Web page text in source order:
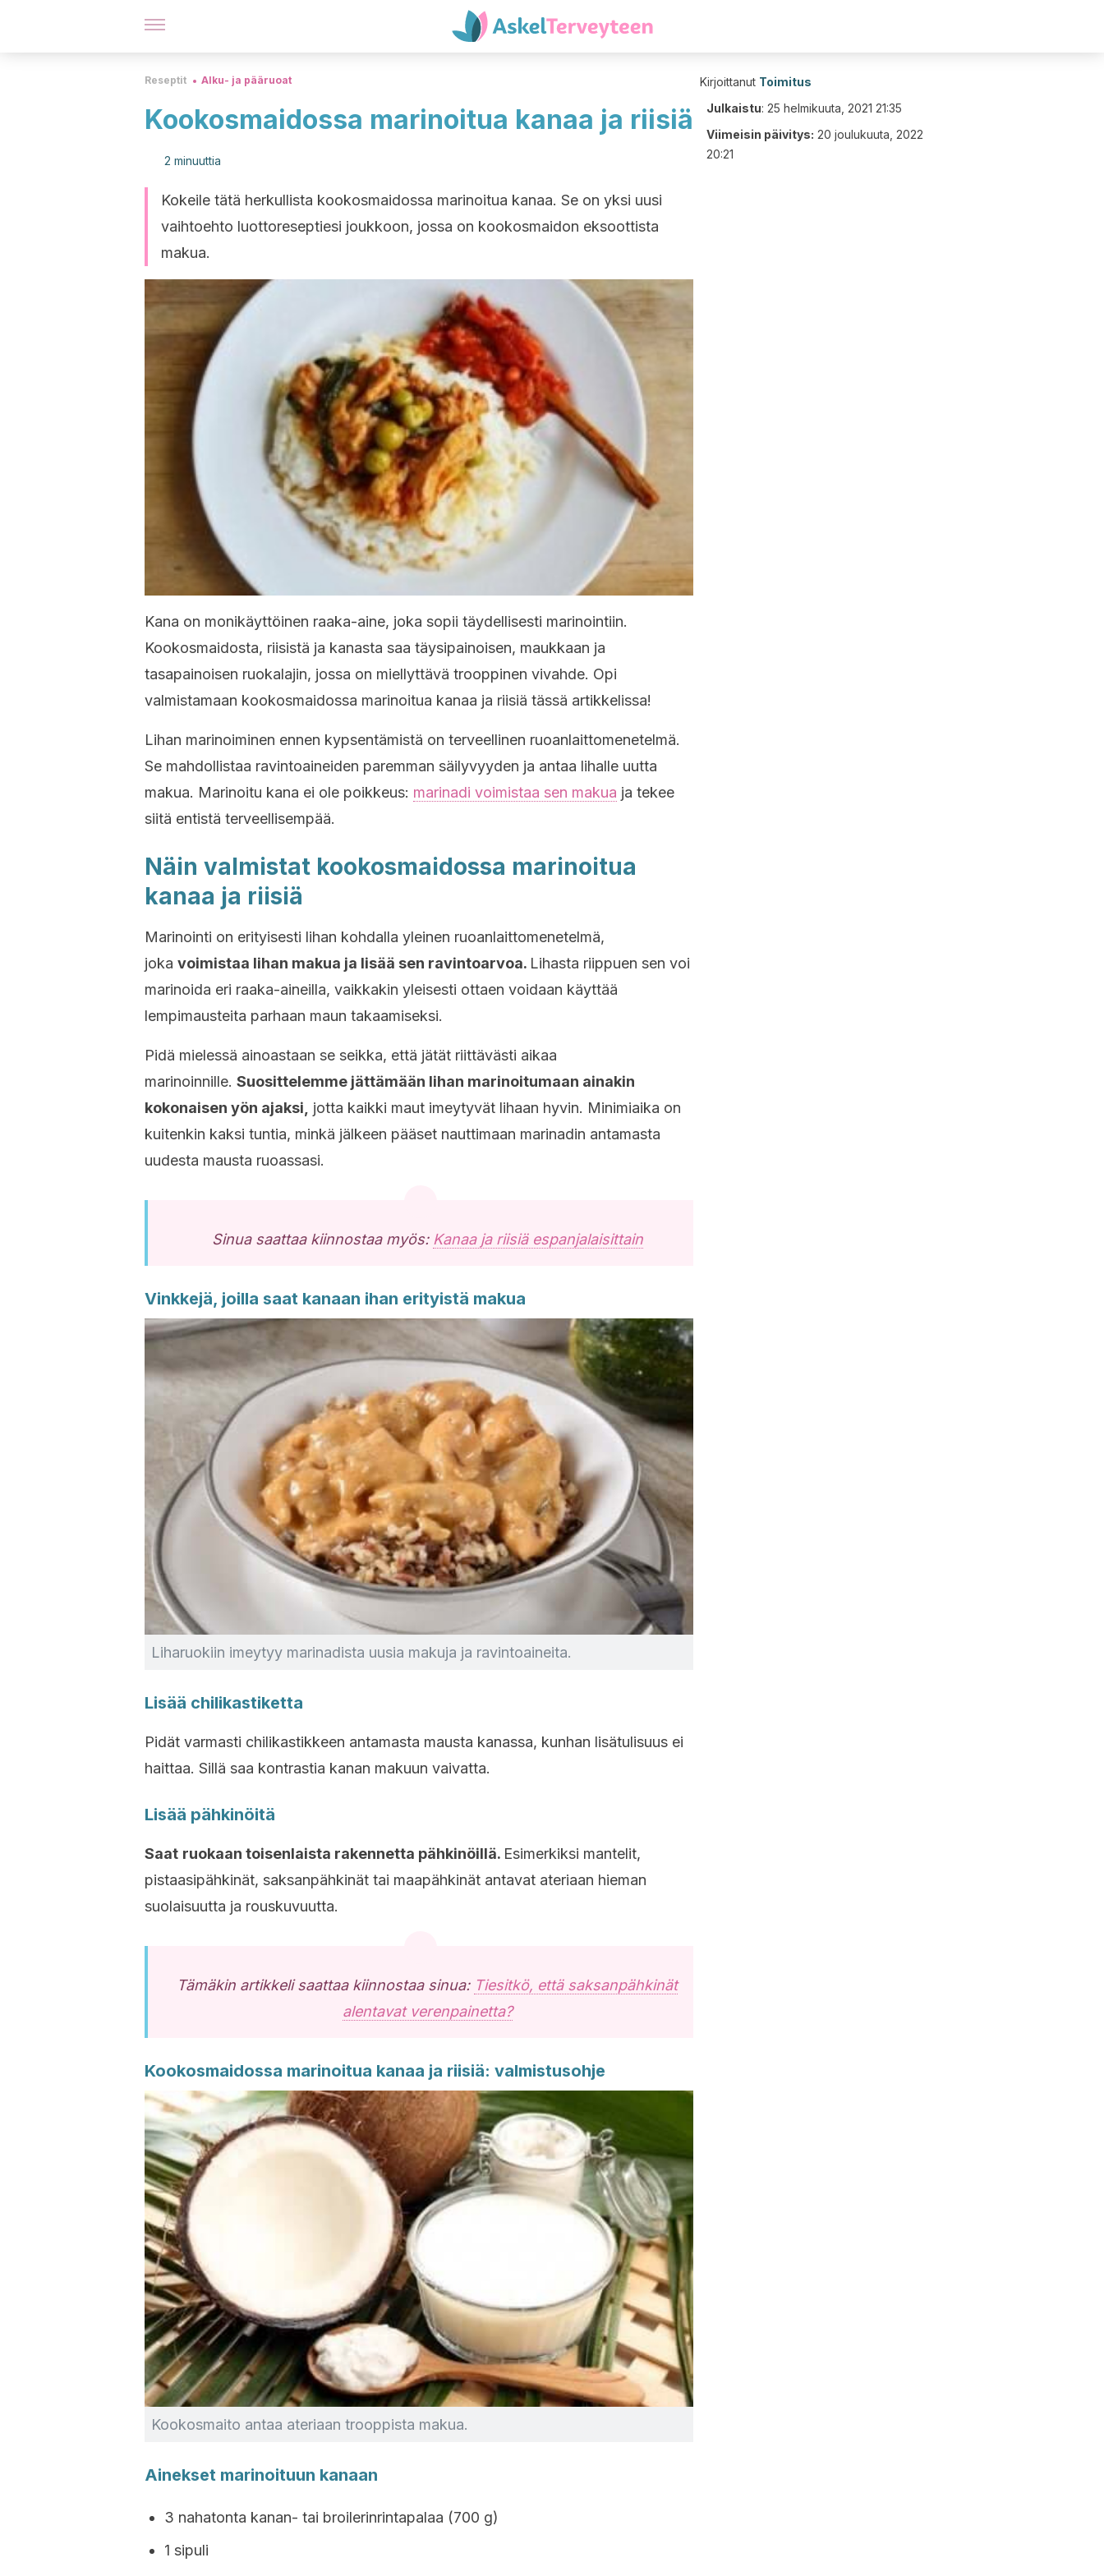
Reseptit Alku- ja pääruoat
Kookosmaidossa marinoitua kanaa ja riisiä
2 minuuttia
Kokeile tätä herkullista kookosmaidossa marinoitua kanaa. Se on yksi uusi
vaihtoehto luottoreseptiesi joukkoon, jossa on kookosmaidon eksoottista
makua.
Kana on monikäyttöinen raaka-aine, joka sopii täydellisesti marinointiin.
Kookosmaidosta, riisistä ja kanasta saa täysipainoisen, maukkaan ja
tasapainoisen ruokalajin, jossa on miellyttävä trooppinen vivahde. Opi
valmistamaan kookosmaidossa marinoitua kanaa ja riisiä tässä artikkelissa!
Lihan marinoiminen ennen kypsentämistä on terveellinen ruoanlaittomenetelmä.
Se mahdollistaa ravintoaineiden paremman säilyvyyden ja antaa lihalle uutta
makua. Marinoitu kana ei ole poikkeus: marinadi voimistaa sen makua ja tekee
siitä entistä terveellisempää.
Näin valmistat kookosmaidossa marinoitua
kanaa ja riisiä
Marinointi on erityisesti lihan kohdalla yleinen ruoanlaittomenetelmä,
joka voimistaa lihan makua ja lisää sen ravintoarvoa. Lihasta riippuen sen voi
marinoida eri raaka-aineilla, vaikkakin yleisesti ottaen voidaan käyttää
lempimausteita parhaan maun takaamiseksi.
Pidä mielessä ainoastaan se seikka, että jätät riittävästi aikaa
marinoinnille. Suosittelemme jättämään lihan marinoitumaan ainakin
kokonaisen yön ajaksi,
jotta kaikki maut imeytyvät lihaan hyvin. Minimiaika on
kuitenkin kaksi tuntia, minkä jälkeen pääset nauttimaan marinadin antamasta
uudesta mausta ruoassasi.
Sinua saattaa kiinnostaa myös: Kanaa ja riisiä espanjalaisittain
Vinkkejä, joilla saat kanaan ihan erityistä makua
Liharuokiin imeytyy marinadista uusia makuja ja ravintoaineita.
Lisää chilikastiketta
Pidät varmasti chilikastikkeen antamasta mausta kanassa, kunhan lisätulisuus ei
haittaa. Sillä saa kontrastia kanan makuun vaivatta.
Lisää pähkinöitä
Saat ruokaan toisenlaista rakennetta pähkinöillä. Esimerkiksi mantelit,
pistaasipähkinät, saksanpähkinät tai maapähkinät antavat ateriaan hieman
suolaisuutta ja rouskuvuutta.
Tämäkin artikkeli saattaa kiinnostaa sinua: Tiesitkö, että saksanpähkinät
alentavat verenpainetta?
Kookosmaidossa marinoitua kanaa ja riisiä: valmistusohje
Kookosmaito antaa ateriaan trooppista makua.
Ainekset marinoituun kanaan
3 nahatonta kanan- tai broilerinrintapalaa (700 g)
1 sipuli
Kirjoittanut Toimitus
Julkaistu: 25 helmikuuta, 2021 21:35
Viimeisin päivitys: 20 joulukuuta, 2022
20:21